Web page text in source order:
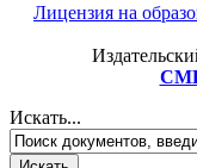
Лицензия на
Искать...